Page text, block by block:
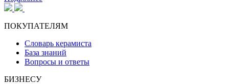
ПОКУПАТЕЛЯМ
Словарь керамиста
База знаний
Вопросы и ответы
БИЗНЕСУ